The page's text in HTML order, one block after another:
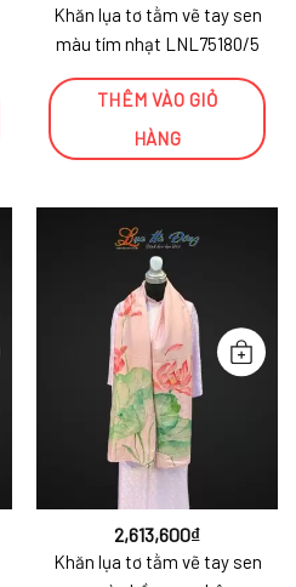
Khăn lụa tơ tằm vẽ tay sen
màu tím nhạt LNL75180/5
THÊM VÀO GIỎ
HÀNG
2,613,600₫
Khăn lụa tơ tằm vẽ tay sen